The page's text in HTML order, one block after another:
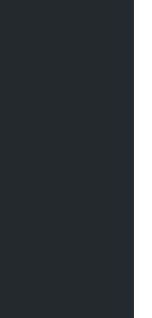
Yes
Yes
Failed